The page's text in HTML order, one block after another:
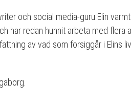
och social media-guru Elin
har redan hunnit arbeta med
av vad som försiggår i Elins